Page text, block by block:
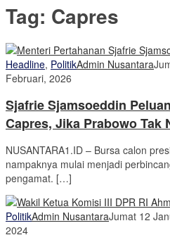
Tag: Capres
Headline, PolitikAdmin Nusantara
Februari, 2026
Sjafrie Sjamsoeddin
Capres, Jika Prabowo Tak
NUSANTARA1.ID – Bursa calon
nampaknya mulai menjadi
pengamat. […]
PolitikAdmin NusantaraJumat 12
2024